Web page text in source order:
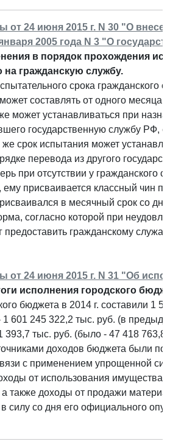
от 24 июня 2015 г. N 30 "О
2005 года N 3 "О
в порядок прохождения
на гражданскую службу.
срока
составлять от одного месяца
может устанавливаться при
государственную службу РФ,
срок испытания может
перевода из другого
при отсутствии у
ему присваивается классный чин
в месячный срок со
согласно которой при
предоставить гражданскому
от 24 июня 2015 г. N 31 "Об
исполнения городского
бюджета в 2014 г. составили 1
1 601 245 322,2 тыс. руб. (в
393,7 тыс. руб. (было - 47 418 763,8
доходов бюджета были
с применением упрощенной
от использования
а также доходы от продажи
силу со дня его официального